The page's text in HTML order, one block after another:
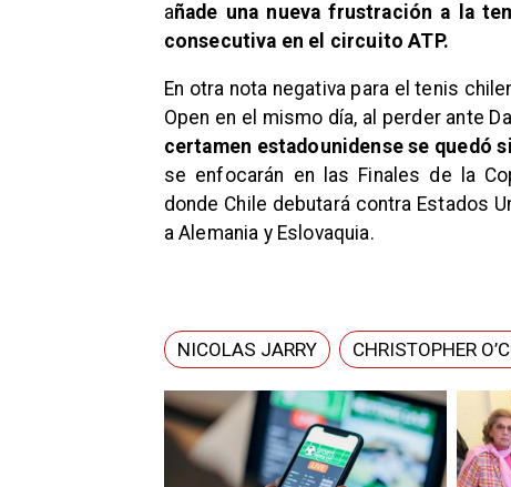
añade una nueva frustración a la
consecutiva en el circuito ATP.
En otra nota negativa para el tenis
Open en el mismo día, al perder ante
certamen estadounidense se quedó
se enfocarán en las Finales de la
donde Chile debutará contra Estados
a Alemania y Eslovaquia.
NICOLAS JARRY CHRISTOPHER